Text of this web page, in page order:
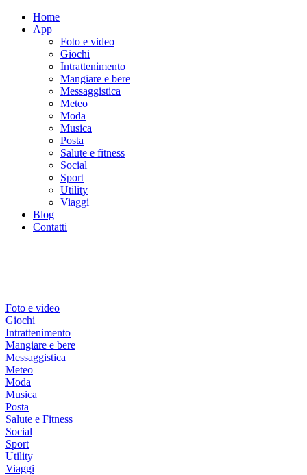
Home
App
Foto e video
Giochi
Intrattenimento
Mangiare e bere
Messaggistica
Meteo
Moda
Musica
Posta
Salute e fitness
Social
Sport
Utility
Viaggi
Blog
Contatti
Foto e video
Giochi
Intrattenimento
Mangiare e bere
Messaggistica
Meteo
Moda
Musica
Posta
Salute e Fitness
Social
Sport
Utility
Viaggi